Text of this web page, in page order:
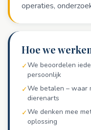
operaties,
Hoe we
✓We beoordelen
persoonlijk
✓We betalen – waar
dierenarts
✓We denken mee
oplossing